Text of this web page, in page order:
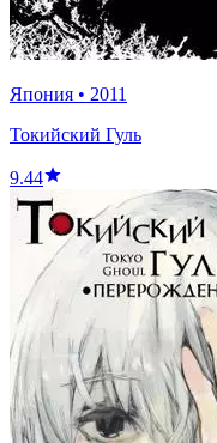
Япония • 2011
Токийский Гуль
9.44